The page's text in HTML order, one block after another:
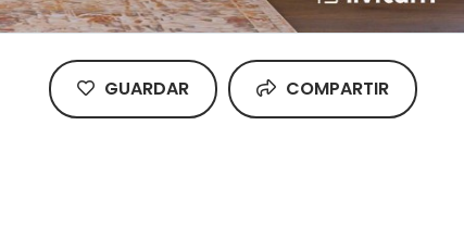
GUARDAR COMPARTIR